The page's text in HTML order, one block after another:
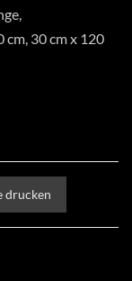
30 cm x 120
drucken